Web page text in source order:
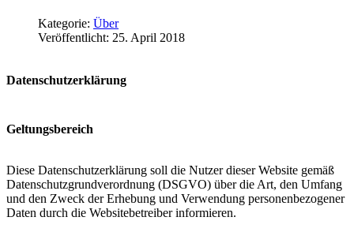
Kategorie: Über
Veröffentlicht: 25. April 2018
Datenschutzerklärung
Geltungsbereich
Diese Datenschutzerklärung soll die Nutzer dieser Website gemäß
Datenschutzgrundverordnung (DSGVO) über die Art, den Umfang
und den Zweck der Erhebung und Verwendung personenbezogener
Daten durch die Websitebetreiber informieren.